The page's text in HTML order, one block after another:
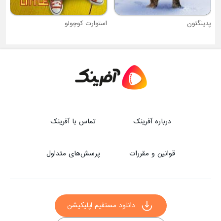
پدینگتون استوارت کوچولو
درباره آفرینک تماس با آفرینک
قوانین و مقررات پرسش‌های متداول
دانلود مستقیم اپلیکیشن